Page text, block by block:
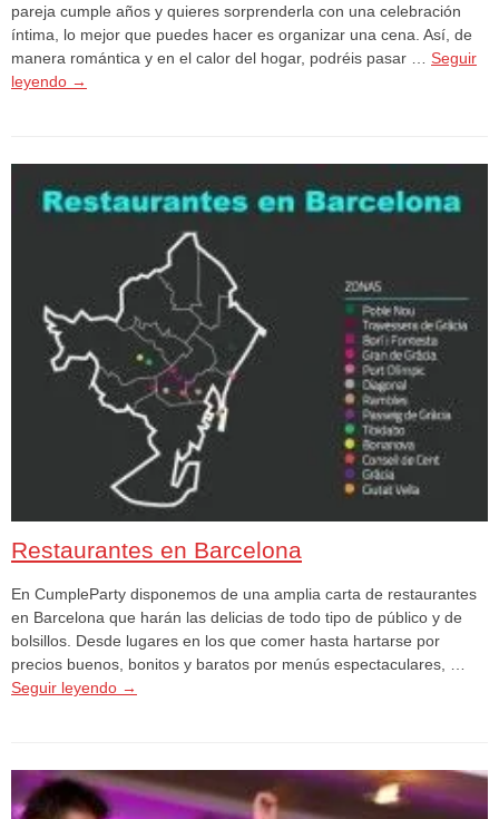
pareja cumple años y quieres sorprenderla con una celebración
íntima, lo mejor que puedes hacer es organizar una cena. Así, de
manera romántica y en el calor del hogar, podréis pasar … Seguir
leyendo →
Restaurantes en Barcelona
En CumpleParty disponemos de una amplia carta de restaurantes
en Barcelona que harán las delicias de todo tipo de público y de
bolsillos. Desde lugares en los que comer hasta hartarse por
precios buenos, bonitos y baratos por menús espectaculares, …
Seguir leyendo →